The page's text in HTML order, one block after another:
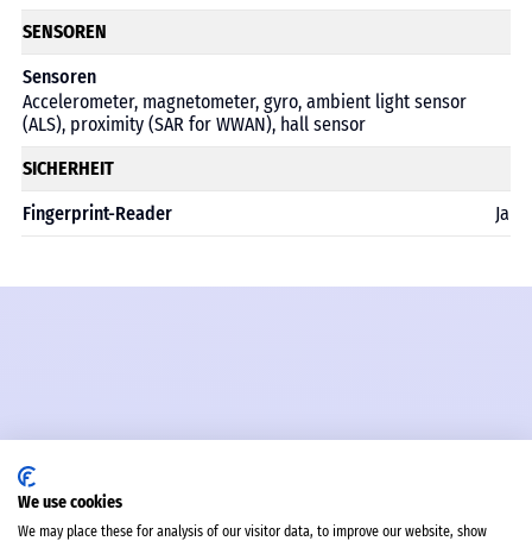
SENSOREN
Sensoren
Accelerometer, magnetometer, gyro, ambient light sensor
(ALS), proximity (SAR for WWAN), hall sensor
SICHERHEIT
Fingerprint-Reader
Ja
We use cookies
We may place these for analysis of our visitor data, to improve our website, show